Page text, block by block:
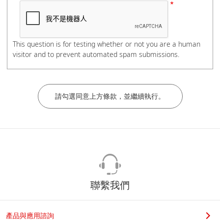
電話號碼
公司/學校名稱
若您是學生，請在科系名稱後加上實驗室教授姓名，謝謝。
This question is for testing whether or not you are a human
visitor and to prevent automated spam submissions.
聯繫我們
產品與應用諮詢